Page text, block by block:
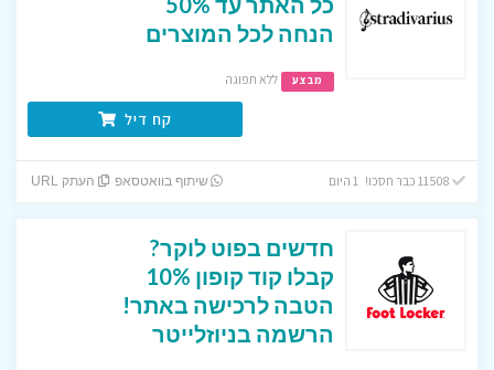
הנחה לכל המוצרים
מבצע ללא תפוגה
קח דיל
11508 כבר חסכו! 1 היום שיתוף בוואטסאפ העתק URL
חדשים בפוט לוקר?
קבלו קוד קופון 10%
הטבה לרכישה באתר!
הרשמה בניוזלייטר